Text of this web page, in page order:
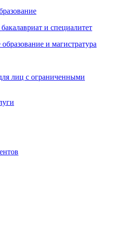
и специалитет
и магистратура
лиц с ограниченными